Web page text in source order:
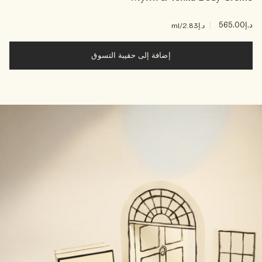
د.إ565.00 د.إ2.83 /ml
إضافة إلى حقيبة التسوق